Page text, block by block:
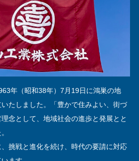
年（昭和38年）7月19日に鴻巣の地
いたしました。「豊かで住みよい、街づ
念として、地域社会の進歩と発展とと
挑戦と進化を続け、時代の要請に対応